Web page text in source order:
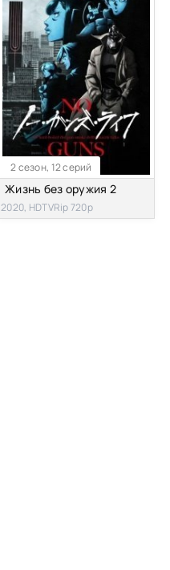
2 сезон, 12 серий
Жизнь без оружия 2
2020, HDTVRip 720p